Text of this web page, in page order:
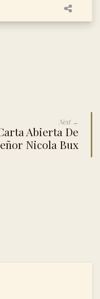
Next →
Abierta De
Nicola Bux